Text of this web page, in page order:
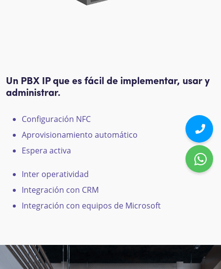
Un PBX IP que es fácil de implementar, usar y
administrar.
Configuración NFC
Aprovisionamiento automático
Espera activa
Inter operatividad
Integración con CRM
Integración con equipos de Microsoft